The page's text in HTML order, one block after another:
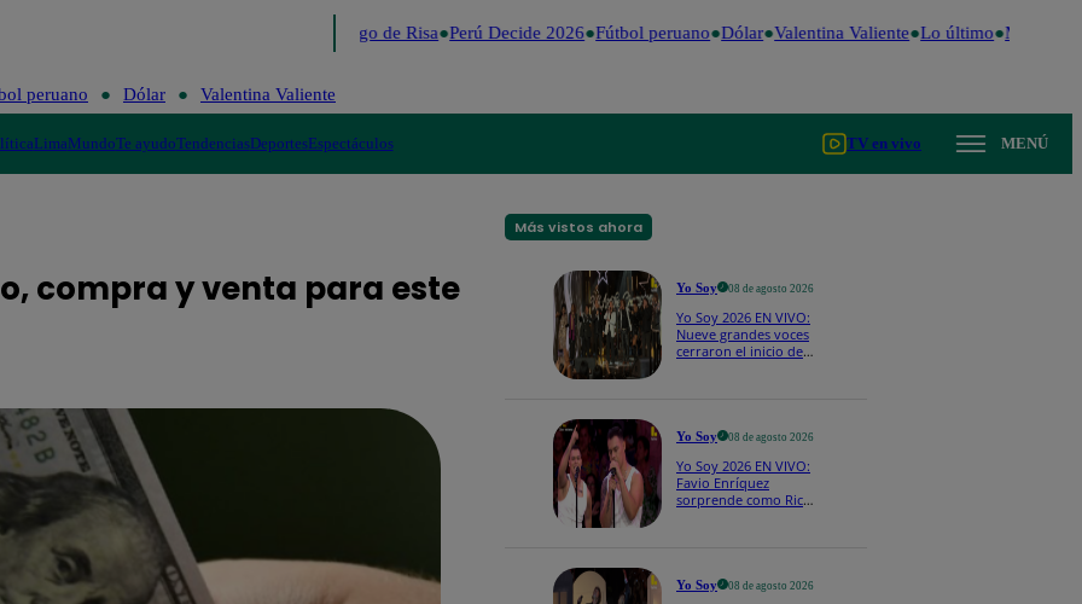
Me Caigo de Risa Perú Decide 2026 Fútbol peruano Dólar Valentina Valiente Lo último Me Caigo
peruano Dólar Valentina Valiente
LimaMundoTe ayudoTendenciasDeportesEspectáculos TV en vivo MENÚ
compra y venta para este
Más vistos ahora
Yo Soy 08 de agosto 2026
Yo Soy 2026 EN VIVO:
Nueve grandes voces
cerraron el inicio de
Yo Soy 08 de agosto 2026
Yo Soy 2026 EN VIVO:
Favio Enríquez
sorprende como Ricky
Yo Soy 08 de agosto 2026